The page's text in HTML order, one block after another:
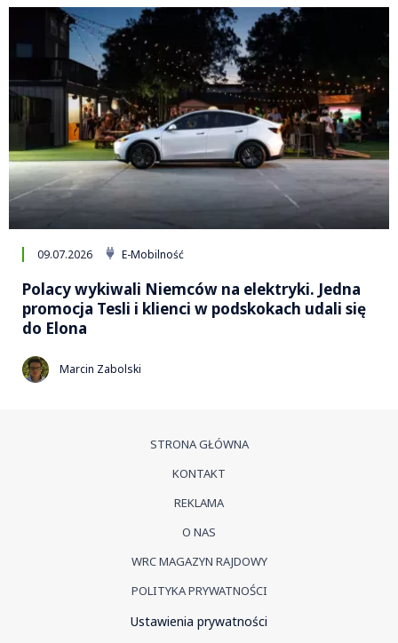
09.07.2026 E-Mobilność
Polacy wykiwali Niemców na elektryki. Jedna
promocja Tesli i klienci w podskokach udali się
do Elona
Marcin Zabolski
STRONA GŁÓWNA
KONTAKT
REKLAMA
O NAS
WRC MAGAZYN RAJDOWY
POLITYKA PRYWATNOŚCI
Ustawienia prywatności